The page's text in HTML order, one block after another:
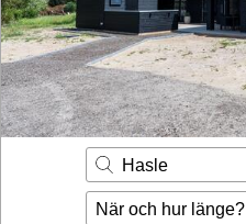
Service
Kontakt
Husägare
Hasle
När och hur länge?